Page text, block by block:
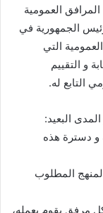
العمومية
الجمهورية في
التي
و التقييم
التابع له.
البعيد:
و دسترة هذه
المطلوب
كل مرفق يقوم بعمله،